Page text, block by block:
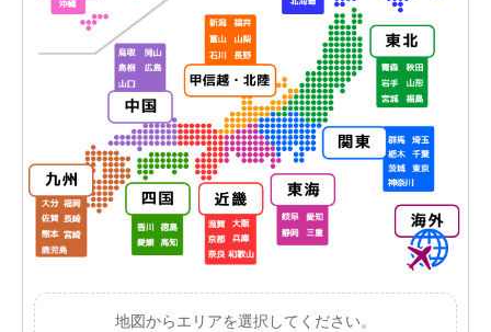
地図からエリアを選択してください。